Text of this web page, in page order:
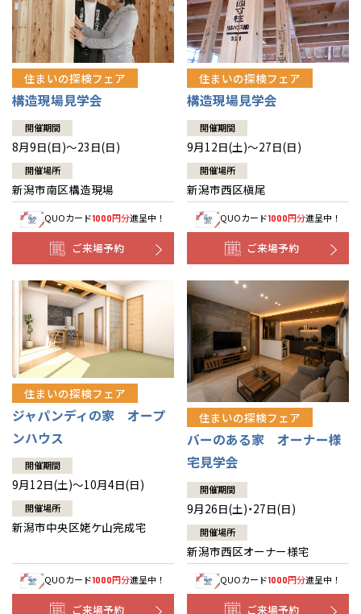
住まいの探検フェア
構造現場見学会
開催期間
8月9日(日)～23日(日)
開催場所
新潟市南区構造現場
QUOカード1000円分進呈中！
ご来場予約
住まいの探検フェア
構造現場見学会
開催期間
9月12日(土)～27日(日)
開催場所
新潟市西区槇尾
QUOカード1000円分進呈中！
ご来場予約
住まいの探検フェア
ジャパンディの家 オープ
ンハウス
開催期間
9月12日(土)～10月4日(日)
開催場所
新潟市中央区姥ケ山完成宅
QUOカード1000円分進呈中！
ご来場予約
住まいの探検フェア
バーのある家 オーナー様
宅見学会
開催期間
9月26日(土)・27日(日)
開催場所
新潟市西区オーナー様宅
QUOカード1000円分進呈中！
ご来場予約